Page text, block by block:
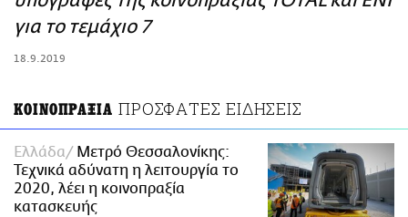
ΑΜΠΑ
για το τεμάχιο 7
18.9.2019
ΚΟΙΝΟΠΡΑΞΙΑ ΠΡΟΣΦΑΤΕΣ ΕΙΔΗΣΕΙΣ
Ελλάδα
Μετρό Θεσσαλονίκης:
Τεχνικά αδύνατη η λειτουργία το
2020, λέει η κοινοπραξία
κατασκευής